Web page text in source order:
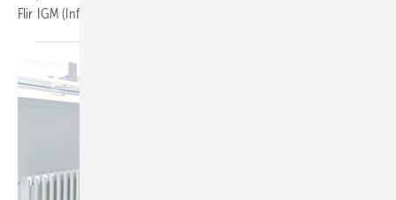
Flir IGM (Infrared Guided Measurement) nutzt